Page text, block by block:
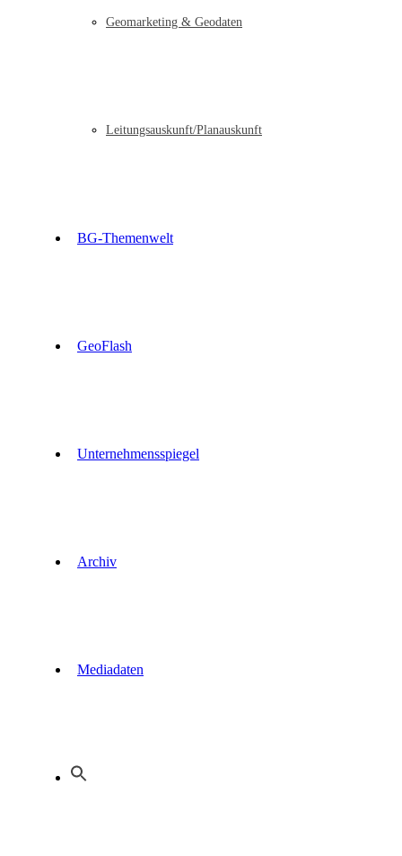
Geomarketing & Geodaten
Leitungsauskunft/Planauskunft
BG-Themenwelt
GeoFlash
Unternehmensspiegel
Archiv
Mediadaten